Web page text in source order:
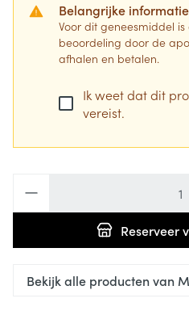
Belangrijke informatie
Voor dit geneesmiddel
beoordeling door de
afhalen en betalen.
Ik weet dat dit
vereist.
Reserveer
Bekijk alle producten van